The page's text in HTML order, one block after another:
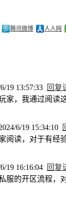
腾讯微博 人人网
19 13:57:33
回复
家，我通过阅读
6/19 15:34:10
阅读，对于有经
19 16:16:04
回复
服的开区流程，